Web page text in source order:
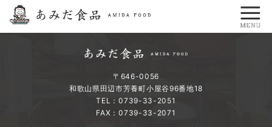
〒646-0056
和歌山県田辺市芳養町小屋谷96番地18
TEL：0739-33-2051
FAX：0739-33-2071